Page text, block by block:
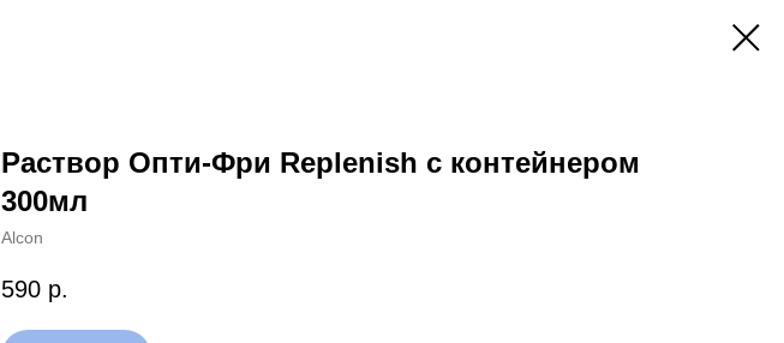
Раствор Опти-Фри Replenish с контейнером
300мл
Alcon
590 р.